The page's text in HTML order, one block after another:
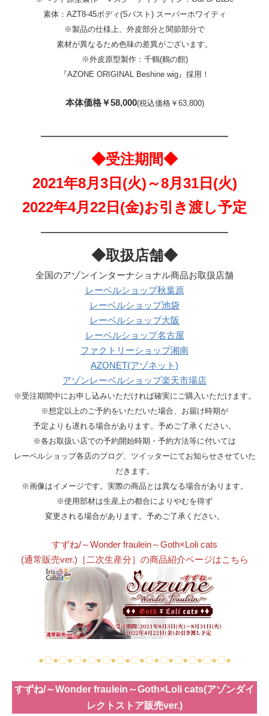
素体：AZT8-45ボディ(Sバスト) スーパーホワイティ
※製品の仕様上、外皮部分と関節部分で
素材が異なるため色味の差異がございます。
※外皮原型製作：千鶴(鶴の館)
『AZONE ORIGINAL Beshine wig』採用！
本体価格￥58,000(税込価格￥63,800)
—————————————
◆受注期間◆
2021年8月3日(火)～8月31日(火)
2022年4月22日(金)お引き渡し予定
—————————————
◆取扱店舗◆
全国のアゾンインターナショナル商品お取扱店舗
レーベルショップ秋葉原
レーベルショップ池袋
レーベルショップ大阪
レーベルショップ名古屋
ファクトリーショップ湘南
AZONET(アゾネット)
アゾンレーベルショップ楽天市場店
※受注期間中にお申し込みいただければ確実にご購入いただけます。
※想定以上のご予約をいただいた場合、お届け時期が
予定よりも遅れる場合があります。予めご了承ください。
※各お取扱い店での予約開始時期・予約方法等に付いては
レーベルショップ各店のブログ、ツイッターにてお知らせさせていた
だきます。
※画像はイメージです。実際の商品とは異なる場合があります。
※使用部材は生産上の都合によりやむを得ず
変更される場合があります。予めご了承ください。
すずね/～Wonder fraulein～Goth×Loli cats
(通常販売ver.)［二次生産分］の商品紹介ページはこちら
●〇●〇●〇●〇●〇●〇●〇●〇●〇●〇●〇●〇●〇●
すずね/～Wonder fraulein～Goth×Loli cats(アゾンダイ
レクトストア販売ver.)